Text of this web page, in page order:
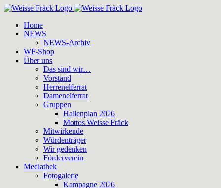
Zum
springenHome
NEWS
NEWS-Archiv
WF-Shop
Über uns
Das sind wir…
Vorstand
Herrenelferrat
Damenelferrat
Gruppen
Hallenplan 2026
Mottos Weisse Fräck
Mitwirkende
Würdenträger
Wir gedenken
Förderverein
Mediathek
Fotogalerie
Kampagne 2026